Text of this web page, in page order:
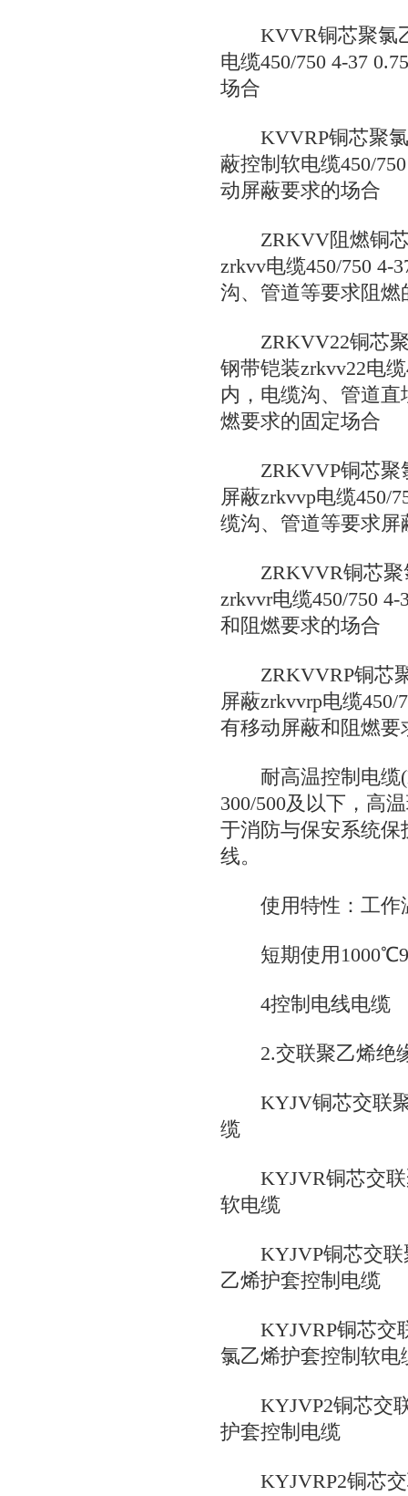
KVVR铜芯聚氯乙
电缆450/750 4-37
场合
KVVRP铜芯聚氯
蔽控制软电缆450/
动屏蔽要求的场合
ZRKVV阻燃铜芯
zrkvv电缆450/750 4-
沟、管道等要求阻燃
ZRKVV22铜芯聚
钢带铠装zrkvv22电
内，电缆沟、管道
燃要求的固定场合
ZRKVVP铜芯聚
屏蔽zrkvvp电缆450/
缆沟、管道等要求
ZRKVVR铜芯聚
zrkvvr电缆450/750
和阻燃要求的场合
ZRKVVRP铜芯聚
屏蔽zrkvvrp电缆450/
有移动屏蔽和阻燃要
耐高温控制电缆
300/500及以下，高
于消防与保安系统
线。
使用特性：工作
短期使用
4控制电线电缆
2.交联聚乙烯绝
KYJV铜芯交联聚
缆
KYJVR铜芯交联
软电缆
KYJVP铜芯交联
乙烯护套控制电缆
KYJVRP铜芯交
氯乙烯护套控制软电
KYJVP2铜芯交联
护套控制电缆
KYJVRP2铜芯交